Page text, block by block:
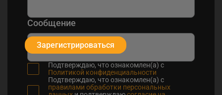
Сообщение
Подтверждаю, что ознакомлен(а) с
Политикой конфиденциальности
Подтверждаю, что ознакомлен(а) с
правилами обработки персональных
Зарегистрироваться